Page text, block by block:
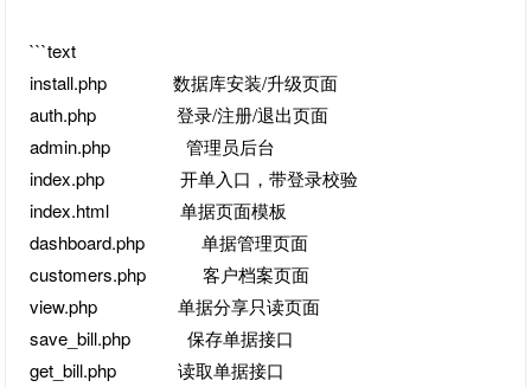
```text
install.php 数据库安装/升级页面
auth.php 登录/注册/退出页面
admin.php 管理员后台
index.php 开单入口，带登录校验
index.html 单据页面模板
dashboard.php 单据管理页面
customers.php 客户档案页面
view.php 单据分享只读页面
save_bill.php 保存单据接口
get_bill.php 读取单据接口